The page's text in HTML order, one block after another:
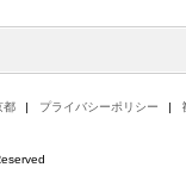
都 プライバシーポリシー